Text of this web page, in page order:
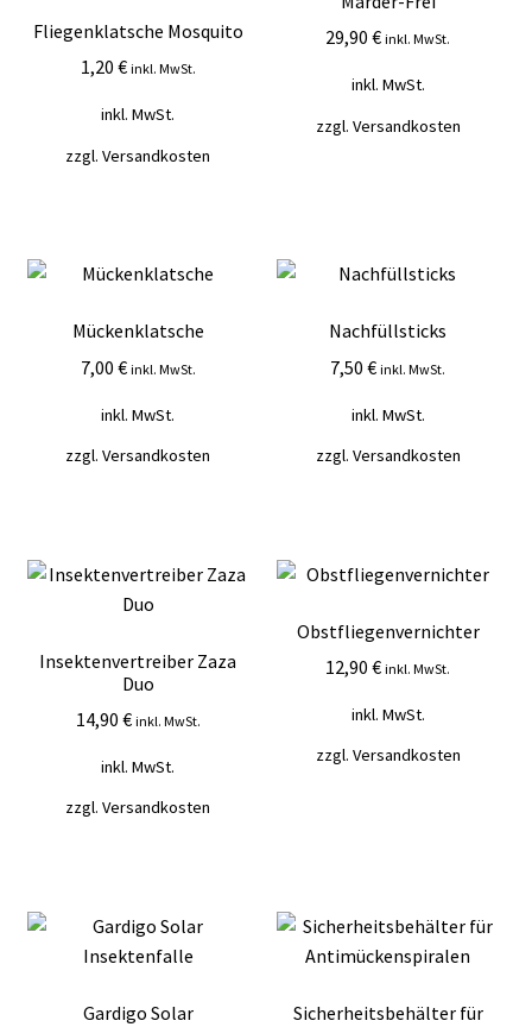
Fliegenklatsche Mosquito
1,20 € inkl. MwSt.
inkl. MwSt.
zzgl.Versandkosten
29,90€ inkl. MwSt.
inkl. MwSt.
zzgl. Versandkosten
Mückenklatsche
7,00 € inkl. MwSt.
inkl. MwSt.
zzgl.Versandkosten
Nachfüllsticks
7,50€ inkl. MwSt.
inkl. MwSt.
zzgl. Versandkosten
Insektenvertreiber Zaza
Duo
14,90 € inkl. MwSt.
inkl. MwSt.
zzgl.Versandkosten
Obstfliegenvernichter
12,90€ inkl. MwSt.
inkl. MwSt.
zzgl. Versandkosten
Gardigo Solar
Sicherheitsbehälter für